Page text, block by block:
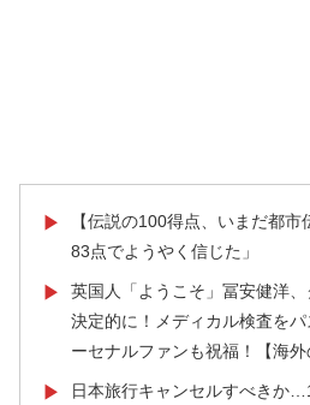
▶
【伝説の100得点、いまだ都
83点でようやく信じた」
▶
英国人「ようこそ」冨安健洋
決定的に！メディカル検査を
ーセナルファンも祝福！【海外
▶
日本旅行キャンセルすべきか